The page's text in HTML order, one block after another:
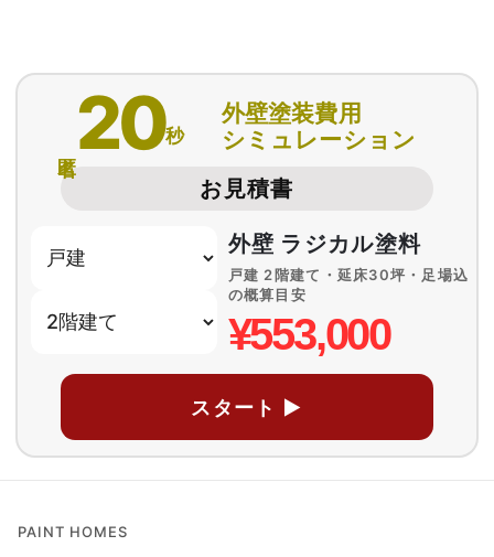
20秒
外壁塗装費用
シミュレーション
お見積書
外壁 ラジカル塗料
戸建 2階建て・延床30坪・足場込
の概算目安
¥553,000
スタート ▶
PAINT HOMES